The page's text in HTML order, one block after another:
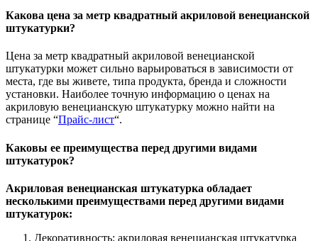
Какова цена за метр квадратный акриловой венецианской
штукатурки?
Цена за метр квадратный акриловой венецианской
штукатурки может сильно варьироваться в зависимости от
места, где вы живете, типа продукта, бренда и сложности
установки. Наиболее точную информацию о ценах на
акриловую венецианскую штукатурку можно найти на
странице “Прайс-лист“.
Каковы ее преимущества перед другими видами
штукатурок?
Акриловая венецианская штукатурка обладает
несколькими преимуществами перед другими видами
штукатурок:
Декоративность: акриловая венецианская штукатурка